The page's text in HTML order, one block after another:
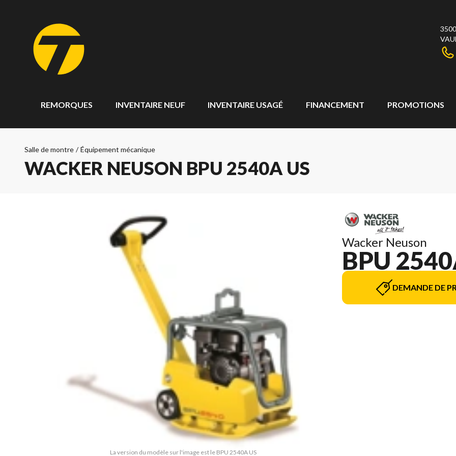
REMORQUES INVENTAIRE NEUF INVENTAIRE USAGÉ FINANCEMENT PROMOTIONS
Salle de montre / Équipement mécanique
WACKER NEUSON BPU 2540A US
La version du modèle sur l'image est le BPU 2540A US
Wacker Neuson
BPU
DEMANDE DE